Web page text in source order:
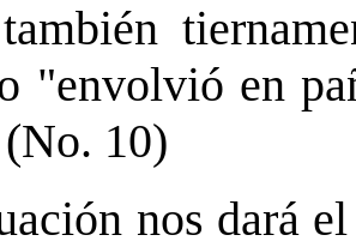
"envolvió en
10)
nos dará